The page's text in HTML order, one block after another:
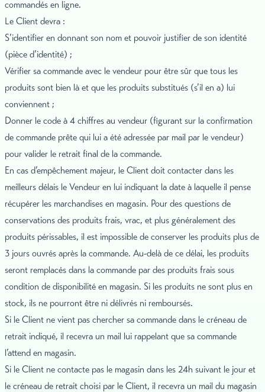
commandés en ligne.
Le Client devra :
S’identifier en donnant son nom et pouvoir justifier de son identité
(pièce d’identité) ;
Vérifier sa commande avec le vendeur pour être sûr que tous les
produits sont bien là et que les produits substitués (s’il en a) lui
conviennent ;
Donner le code à 4 chiffres au vendeur (figurant sur la confirmation
de commande prête qui lui a été adressée par mail par le vendeur)
pour valider le retrait final de la commande.
En cas d’empêchement majeur, le Client doit contacter dans les
meilleurs délais le Vendeur en lui indiquant la date à laquelle il pense
récupérer les marchandises en magasin. Pour des questions de
conservations des produits frais, vrac, et plus généralement des
produits périssables, il est impossible de conserver les produits plus de
3 jours ouvrés après la commande. Au-delà de ce délai, les produits
seront remplacés dans la commande par des produits frais sous
condition de disponibilité en magasin. Si les produits ne sont plus en
stock, ils ne pourront être ni délivrés ni remboursés.
Si le Client ne vient pas chercher sa commande dans le créneau de
retrait indiqué, il recevra un mail lui rappelant que sa commande
l’attend en magasin.
Si le Client ne contacte pas le magasin dans les 24h suivant le jour et
le créneau de retrait choisi par le Client, il recevra un mail du magasin